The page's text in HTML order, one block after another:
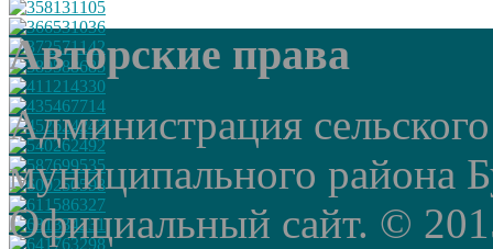
Авторские права
Администрация
муниципального района
Официальный сайт. ©